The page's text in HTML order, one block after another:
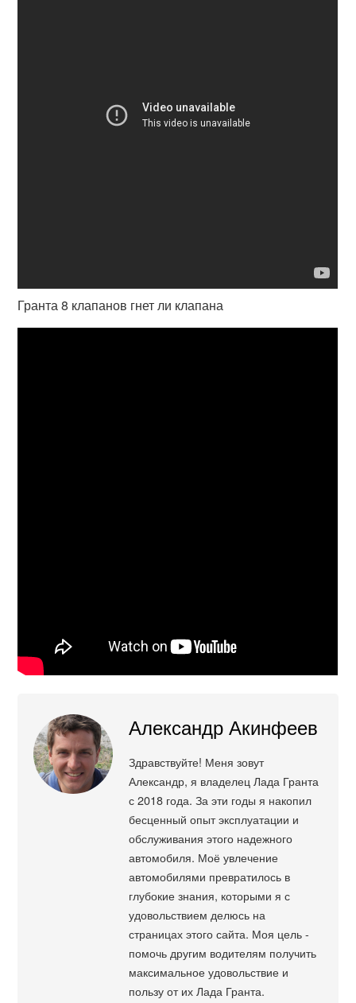
Гранта 8 клапанов гнет ли клапана
Александр Акинфеев
Здравствуйте! Меня зовут
Александр, я владелец Лада Гранта
с 2018 года. За эти годы я накопил
бесценный опыт эксплуатации и
обслуживания этого надежного
автомобиля. Моё увлечение
автомобилями превратилось в
глубокие знания, которыми я с
удовольствием делюсь на
страницах этого сайта. Моя цель -
помочь другим водителям получить
максимальное удовольствие и
пользу от их Лада Гранта.